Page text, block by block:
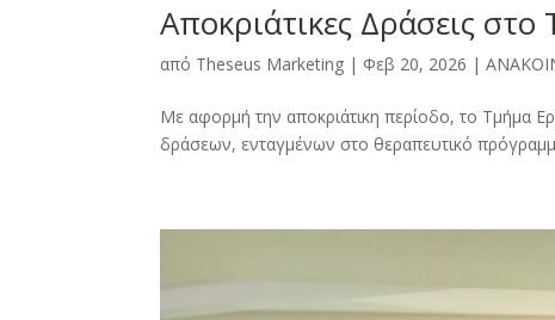
Αποκριάτικες Δράσεις
από Theseus Marketing | Φεβ 20, 2026 |
Με αφορμή την αποκριάτικη περίοδο, το Τμήμα
δράσεων, ενταγμένων στο θεραπευτικό